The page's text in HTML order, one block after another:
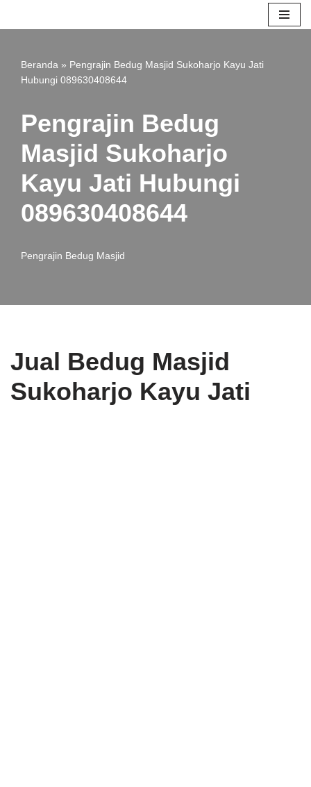
konten
Beranda » Pengrajin Bedug Masjid Sukoharjo Kayu Jati
Hubungi 089630408644
Pengrajin Bedug
Masjid Sukoharjo
Kayu Jati Hubungi
089630408644
Pengrajin Bedug Masjid
Jual Bedug Masjid
Sukoharjo Kayu Jati